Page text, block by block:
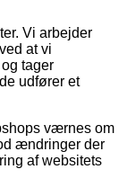
Vi arbejder
at vi
tager
udfører et
værnes om
ændringer der
af websitets